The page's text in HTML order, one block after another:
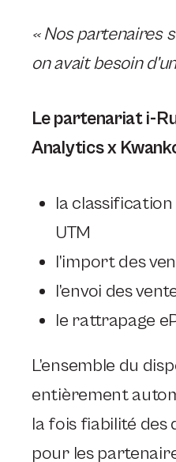
« Nos partenaires
on avait besoin
Le partenariat i-
Analytics x
la
UTM
l’import des
l’envoi des
le rattrapage
L’ensemble du
entièrement
la fois fiabilité des
pour les